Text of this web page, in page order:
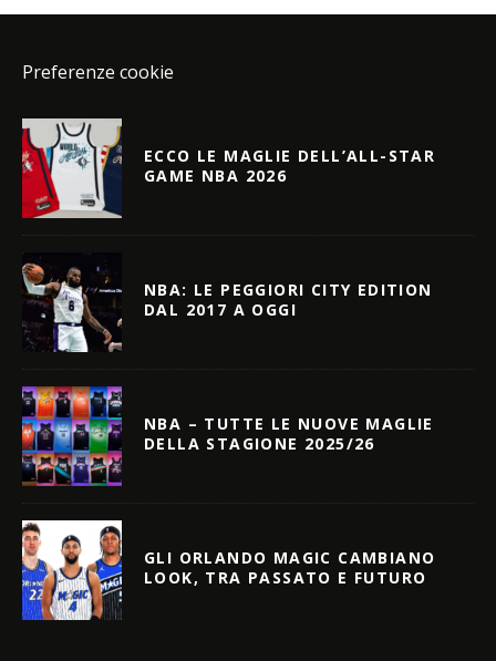
Preferenze cookie
ECCO LE MAGLIE DELL’ALL-STAR
GAME NBA 2026
NBA: LE PEGGIORI CITY EDITION
DAL 2017 A OGGI
NBA – TUTTE LE NUOVE MAGLIE
DELLA STAGIONE 2025/26
GLI ORLANDO MAGIC CAMBIANO
LOOK, TRA PASSATO E FUTURO